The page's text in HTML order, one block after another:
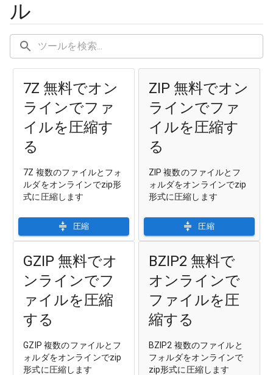
ル
7Z 無料でオン
ラインでファ
イルを圧縮す
る
7Z 複数のファイルとフォ
ルダをオンラインでzip形
式に圧縮します
圧縮
ZIP 無料でオン
ラインでファ
イルを圧縮す
る
ZIP 複数のファイルとフ
ォルダをオンラインでzip
形式に圧縮します
圧縮
GZIP 無料でオ
ンラインでフ
ァイルを圧縮
する
GZIP 複数のファイルとフ
ォルダをオンラインでzip
形式に圧縮します
BZIP2 無料で
オンラインで
ファイルを圧
縮する
BZIP2 複数のファイルと
フォルダをオンラインで
zip形式に圧縮します